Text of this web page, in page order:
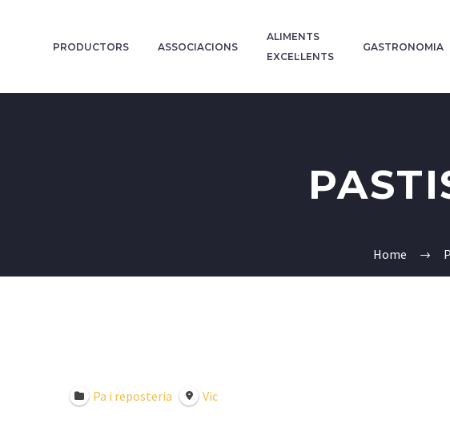
PRODUCTORS ASSOCIACIONS
ALIMENTS
EXCEL·LENTS
GASTRONOMIA
Home
Pa i reposteria Vic